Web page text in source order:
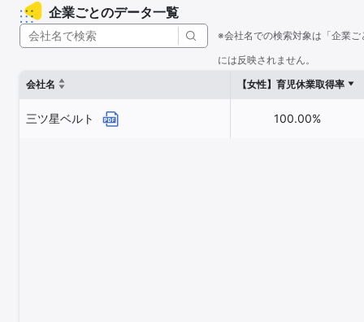
企業ごとのデータ一覧
※会社名での検索対象は「企業
には反映されません。
会社名
【女性】育児休業取得率
三ツ星ベルト 100.00%